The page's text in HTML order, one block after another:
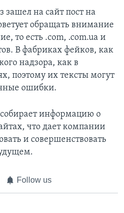
зашел на сайт пост на
обращать внимание
то есть .com, .com.ua и
В фабриках фейков, как
надзора, как в
поэтому их тексты могут
ошибки.
информацию о
что дает компании
и совершенствовать
Follow us